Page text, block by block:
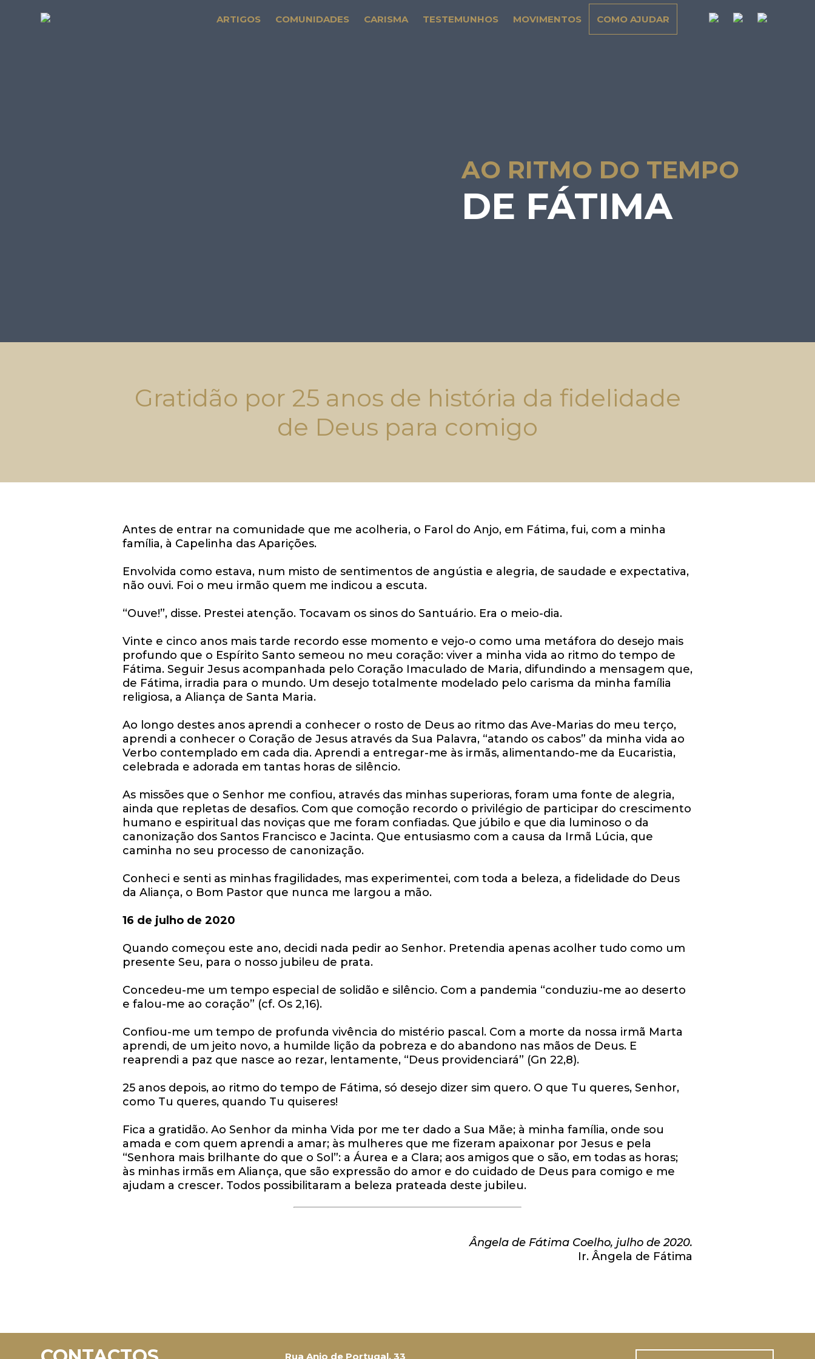
ARTIGOS COMUNIDADES CARISMA TESTEMUNHOS MOVIMENTOS COMO AJUDAR
AO RITMO DO TEMPO
DE FÁTIMA
Gratidão por 25 anos de história da fidelidade
de Deus para comigo
Antes de entrar na comunidade que me acolheria, o Farol do Anjo, em Fátima, fui, com a minha
família, à Capelinha das Aparições.
Envolvida como estava, num misto de sentimentos de angústia e alegria, de saudade e expectativa,
não ouvi. Foi o meu irmão quem me indicou a escuta.
“Ouve!”, disse. Prestei atenção. Tocavam os sinos do Santuário. Era o meio-dia.
Vinte e cinco anos mais tarde recordo esse momento e vejo-o como uma metáfora do desejo mais
profundo que o Espírito Santo semeou no meu coração: viver a minha vida ao ritmo do tempo de
Fátima. Seguir Jesus acompanhada pelo Coração Imaculado de Maria, difundindo a mensagem que,
de Fátima, irradia para o mundo. Um desejo totalmente modelado pelo carisma da minha família
religiosa, a Aliança de Santa Maria.
Ao longo destes anos aprendi a conhecer o rosto de Deus ao ritmo das Ave-Marias do meu terço,
aprendi a conhecer o Coração de Jesus através da Sua Palavra, “atando os cabos” da minha vida ao
Verbo contemplado em cada dia. Aprendi a entregar-me às irmãs, alimentando-me da Eucaristia,
celebrada e adorada em tantas horas de silêncio.
As missões que o Senhor me confiou, através das minhas superioras, foram uma fonte de alegria,
ainda que repletas de desafios. Com que comoção recordo o privilégio de participar do crescimento
humano e espiritual das noviças que me foram confiadas. Que júbilo e que dia luminoso o da
canonização dos Santos Francisco e Jacinta. Que entusiasmo com a causa da Irmã Lúcia, que
caminha no seu processo de canonização.
Conheci e senti as minhas fragilidades, mas experimentei, com toda a beleza, a fidelidade do Deus
da Aliança, o Bom Pastor que nunca me largou a mão.
16 de julho de 2020
Quando começou este ano, decidi nada pedir ao Senhor. Pretendia apenas acolher tudo como um
presente Seu, para o nosso jubileu de prata.
Concedeu-me um tempo especial de solidão e silêncio. Com a pandemia “conduziu-me ao deserto
e falou-me ao coração” (cf. Os 2,16).
Confiou-me um tempo de profunda vivência do mistério pascal. Com a morte da nossa irmã Marta
aprendi, de um jeito novo, a humilde lição da pobreza e do abandono nas mãos de Deus. E
reaprendi a paz que nasce ao rezar, lentamente, “Deus providenciará” (Gn 22,8).
25 anos depois, ao ritmo do tempo de Fátima, só desejo dizer sim quero. O que Tu queres, Senhor,
como Tu queres, quando Tu quiseres!
Fica a gratidão. Ao Senhor da minha Vida por me ter dado a Sua Mãe; à minha família, onde sou
amada e com quem aprendi a amar; às mulheres que me fizeram apaixonar por Jesus e pela
“Senhora mais brilhante do que o Sol”: a Áurea e a Clara; aos amigos que o são, em todas as horas;
às minhas irmãs em Aliança, que são expressão do amor e do cuidado de Deus para comigo e me
ajudam a crescer. Todos possibilitaram a beleza prateada deste jubileu.
Ângela de Fátima Coelho, julho de 2020.
Ir. Ângela de Fátima
Rua Anjo de Portugal, 33